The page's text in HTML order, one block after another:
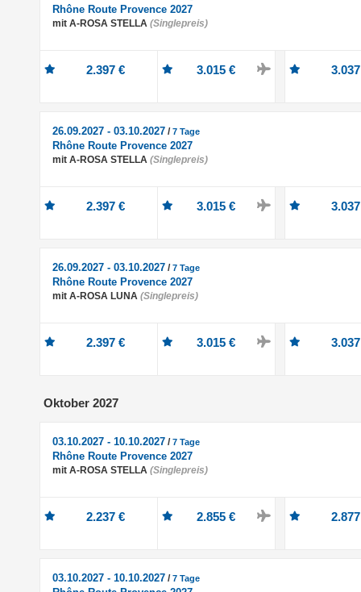
Rhône Route Provence 2027
mit A-ROSA STELLA (Singlepreis)
2.397 € 3.015 €
26.09.2027 - 03.10.2027 /7 Tage
Rhône Route Provence 2027
mit A-ROSA STELLA (Singlepreis)
2.397 € 3.015 €
26.09.2027 - 03.10.2027 /7 Tage
Rhône Route Provence 2027
mit A-ROSA LUNA (Singlepreis)
2.397 € 3.015 €
Oktober 2027
03.10.2027 - 10.10.2027 /7 Tage
Rhône Route Provence 2027
mit A-ROSA STELLA (Singlepreis)
2.237 € 2.855 €
03.10.2027 - 10.10.2027 /7 Tage